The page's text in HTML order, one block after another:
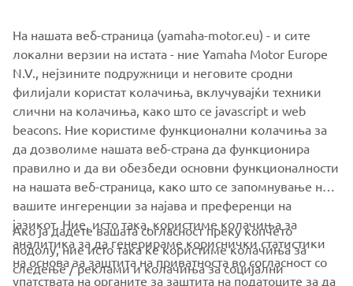
CORPORATE
FOR BUSINESS
MORE YAMAHA
SUPPORT
NEWSLETTER
На нашата веб-страница (yamaha-motor.eu) - и сите
локални верзии на истата - ние Yamaha Motor Europe
N.V., нејзините подружници и неговите сродни
филијали користат колачиња, вклучувајќи техники
слични на колачиња, како што се javascript и web
beacons. Ние користиме функционални колачиња за
да дозволиме нашата веб-страна да функционира
правилно и да ви обезбеди основни функционалности
на нашата веб-страница, како што се запомнување на
вашите ингеренции за најава и преференци на
јазикот. Ние, исто така, користиме колачиња за
аналитика за да генерираме кориснички статистики
на основа за заштита на приватноста во согласност со
упатствата на органите за заштита на податоците за да
Ако ја дадете вашата согласност преку копчето
подолу, ние исто така ќе користиме колачиња за
следење / реклами и колачиња за социјални